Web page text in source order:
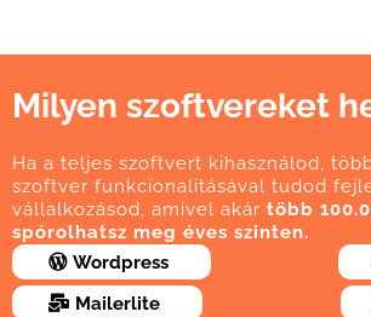
Milyen szoftvereket
Ha a teljes szoftvert kihasználod,
szoftver funkcionalitásával tudod
vállalkozásod, amivel akár több
spórolhatsz meg éves szinten.
Wordpress
Mailerlite